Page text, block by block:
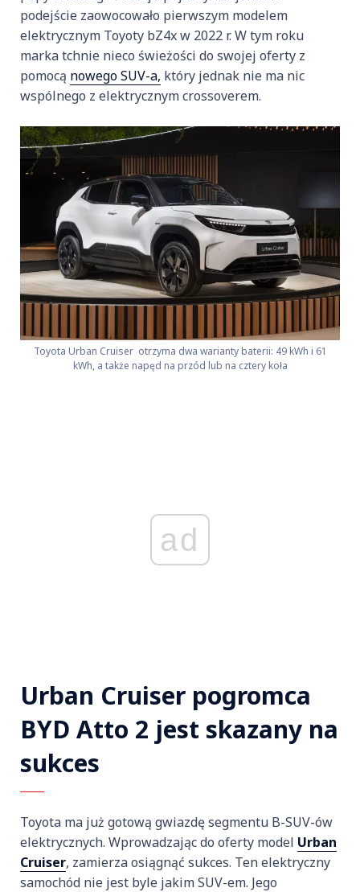
podejście zaowocowało pierwszym modelem
elektrycznym Toyoty bZ4x w 2022 r. W tym roku
marka tchnie nieco świeżości do swojej oferty z
pomocą nowego SUV-a, który jednak nie ma nic
wspólnego z elektrycznym crossoverem.
Toyota Urban Cruiser otrzyma dwa warianty baterii: 49 kWh i 61
kWh, a także napęd na przód lub na cztery koła
ad
Urban Cruiser pogromca
BYD Atto 2 jest skazany na
sukces
Toyota ma już gotową gwiazdę segmentu B-SUV-ów
elektrycznych. Wprowadzając do oferty model Urban
Cruiser, zamierza osiągnąć sukces. Ten elektryczny
samochód nie jest byle jakim SUV-em. Jego